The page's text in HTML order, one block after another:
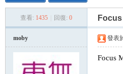
›
查看: 1435 回復: 0 Focus
moby 發表
Focus